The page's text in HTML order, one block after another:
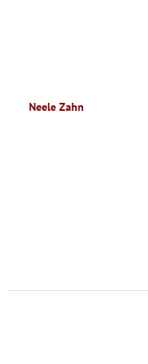
Neele Zahn